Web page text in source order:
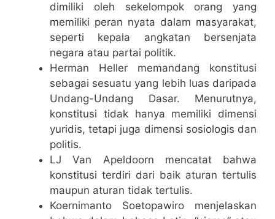
dimiliki oleh sekelompok orang yang
memiliki peran nyata dalam masyarakat,
seperti kepala angkatan bersenjata
negara atau partai politik.
Herman Heller memandang konstitusi
sebagai sesuatu yang lebih luas daripada
Undang-Undang Dasar. Menurutnya,
konstitusi tidak hanya memiliki dimensi
yuridis, tetapi juga dimensi sosiologis dan
politis.
LJ Van Apeldoorn mencatat bahwa
konstitusi terdiri dari baik aturan tertulis
maupun aturan tidak tertulis.
Koernimanto Soetopawiro menjelaskan